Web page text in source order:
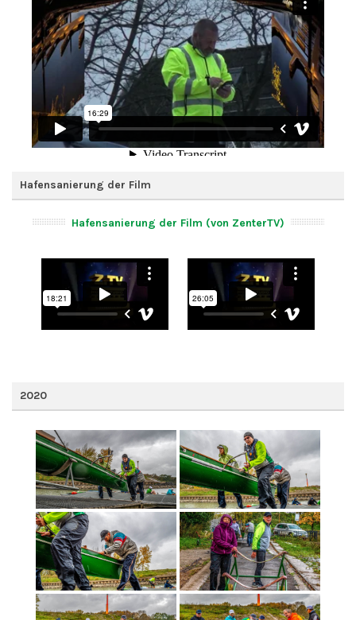
Hafensanierung der Film
Hafensanierung der Film (von ZenterTV)
2020